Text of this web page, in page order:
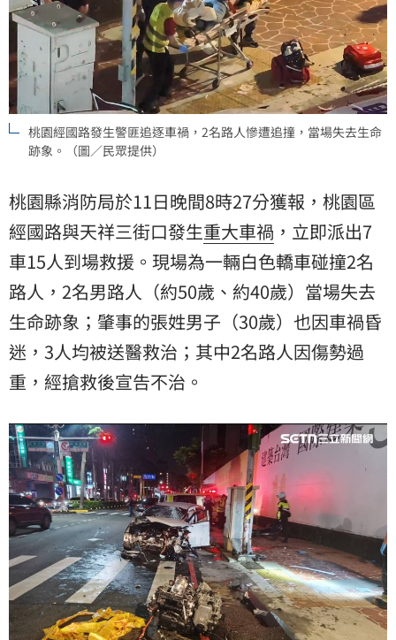
桃園經國路發生警匪追逐車禍，2名路人慘遭追撞，當場失去生命
跡象。（圖／民眾提供）
桃園縣消防局於11日晚間8時27分獲報，桃園區
經國路與天祥三街口發生重大車禍 ，立即派出7
車15人到場救援。現場為一輛白色轎車碰撞2名
路人，2名男路人（約50歲、約40歲）當場失去
生命跡象；肇事的張姓男子（30歲）也因車禍昏
迷，3人均被送醫救治；其中2名路人因傷勢過
重，經搶救後宣告不治。